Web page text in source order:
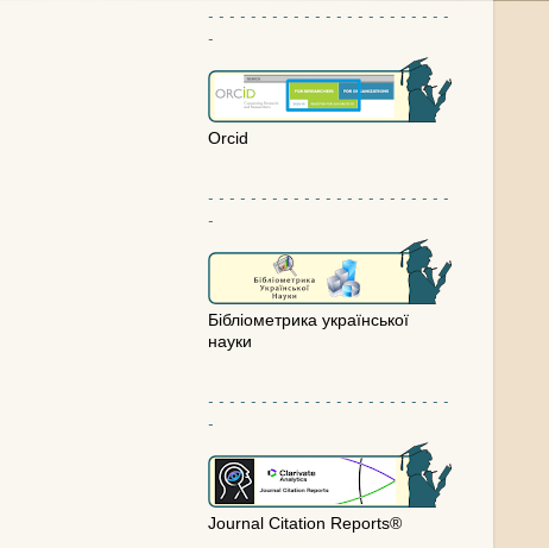
- - - - - - - - - - - - - - - - - - - - - - -
-
Orcid
- - - - - - - - - - - - - - - - - - - - - - -
-
Бібліометрика української
науки
- - - - - - - - - - - - - - - - - - - - - - -
-
Journal Citation Reports®